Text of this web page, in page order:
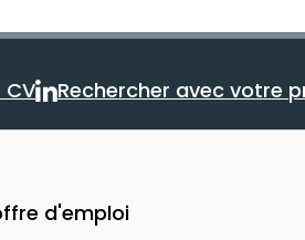
avec votre CV
Rechercher avec votre
d'emploi